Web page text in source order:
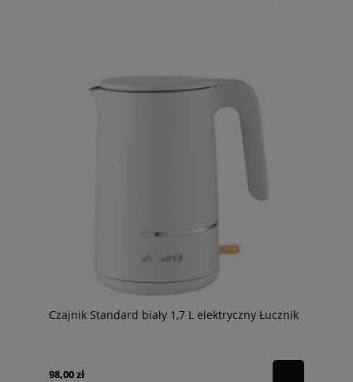
Czajnik Standard biały 1,7 L elektryczny Łucznik
98,00 zł